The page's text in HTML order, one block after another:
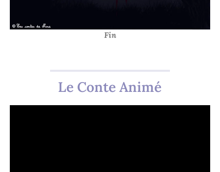
Fin
Le Conte Animé